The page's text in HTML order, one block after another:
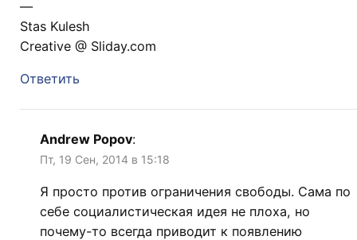
—
Stas Kulesh
Creative @ Sliday.com
Ответить
Andrew Popov:
Пт, 19 Сен, 2014 в 15:18
Я просто против ограничения свободы. Сама по
себе социалистическая идея не плоха, но
почему-то всегда приводит к появлению